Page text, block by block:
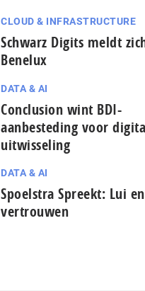
CLOUD & INFRASTRUCTURE
Schwarz Digits meldt
Benelux
DATA & AI
Conclusion wint BDI-
aanbesteding voor
uitwisseling
DATA & AI
Spoelstra Spreekt: Lui
vertrouwen